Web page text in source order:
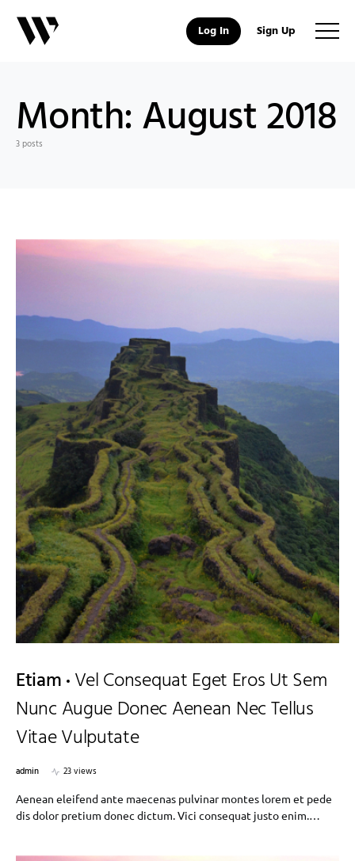
Log In Sign Up
Month:August 2018
3 posts
Etiam Vel Consequat Eget Eros Ut Sem
Nunc Augue Donec Aenean Nec Tellus
Vitae Vulputate
admin
23 views
Aenean eleifend ante maecenas pulvinar montes lorem et pede
dis dolor pretium donec dictum. Vici consequat justo enim.…